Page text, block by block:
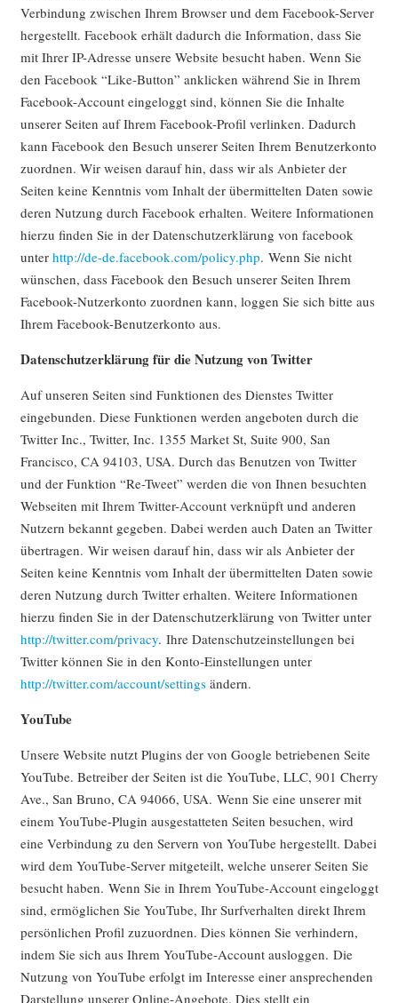
Verbindung zwischen Ihrem Browser und dem Facebook-Server
hergestellt. Facebook erhält dadurch die Information, dass Sie
mit Ihrer IP-Adresse unsere Website besucht haben. Wenn Sie
den Facebook “Like-Button” anklicken während Sie in Ihrem
Facebook-Account eingeloggt sind, können Sie die Inhalte
unserer Seiten auf Ihrem Facebook-Profil verlinken. Dadurch
kann Facebook den Besuch unserer Seiten Ihrem Benutzerkonto
zuordnen. Wir weisen darauf hin, dass wir als Anbieter der
Seiten keine Kenntnis vom Inhalt der übermittelten Daten sowie
deren Nutzung durch Facebook erhalten. Weitere Informationen
hierzu finden Sie in der Datenschutzerklärung von facebook
unter http://de-de.facebook.com/policy.php. Wenn Sie nicht
wünschen, dass Facebook den Besuch unserer Seiten Ihrem
Facebook-Nutzerkonto zuordnen kann, loggen Sie sich bitte aus
Ihrem Facebook-Benutzerkonto aus.
Datenschutzerklärung für die Nutzung von Twitter
Auf unseren Seiten sind Funktionen des Dienstes Twitter
eingebunden. Diese Funktionen werden angeboten durch die
Twitter Inc., Twitter, Inc. 1355 Market St, Suite 900, San
Francisco, CA 94103, USA. Durch das Benutzen von Twitter
und der Funktion “Re-Tweet” werden die von Ihnen besuchten
Webseiten mit Ihrem Twitter-Account verknüpft und anderen
Nutzern bekannt gegeben. Dabei werden auch Daten an Twitter
übertragen. Wir weisen darauf hin, dass wir als Anbieter der
Seiten keine Kenntnis vom Inhalt der übermittelten Daten sowie
deren Nutzung durch Twitter erhalten. Weitere Informationen
hierzu finden Sie in der Datenschutzerklärung von Twitter unter
http://twitter.com/privacy. Ihre Datenschutzeinstellungen bei
Twitter können Sie in den Konto-Einstellungen unter
http://twitter.com/account/settingsändern.
YouTube
Unsere Website nutzt Plugins der von Google betriebenen Seite
YouTube. Betreiber der Seiten ist die YouTube, LLC, 901 Cherry
Ave., San Bruno, CA 94066, USA. Wenn Sie eine unserer mit
einem YouTube-Plugin ausgestatteten Seiten besuchen, wird
eine Verbindung zu den Servern von YouTube hergestellt. Dabei
wird dem YouTube-Server mitgeteilt, welche unserer Seiten Sie
besucht haben. Wenn Sie in Ihrem YouTube-Account eingeloggt
sind, ermöglichen Sie YouTube, Ihr Surfverhalten direkt Ihrem
persönlichen Profil zuzuordnen. Dies können Sie verhindern,
indem Sie sich aus Ihrem YouTube-Account ausloggen. Die
Nutzung von YouTube erfolgt im Interesse einer ansprechenden
Darstellung unserer Online-Angebote. Dies stellt ein